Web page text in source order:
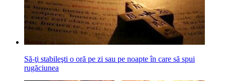
Să-ţi stabileşti o oră pe zi sau pe noapte în care să spui
rugăciunea